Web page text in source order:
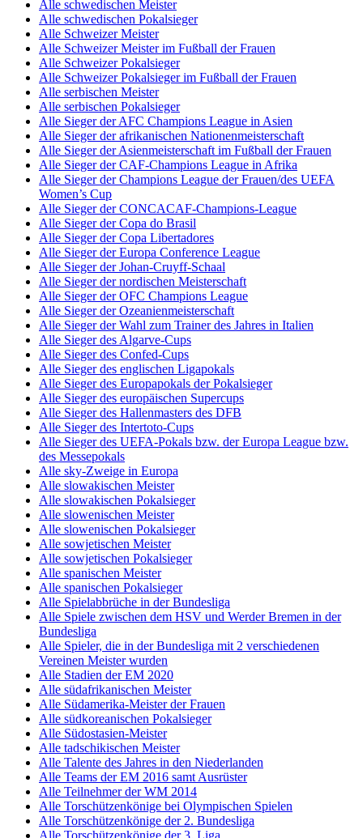
Alle schwedischen Meister
Alle schwedischen Pokalsieger
Alle Schweizer Meister
Alle Schweizer Meister im Fußball der Frauen
Alle Schweizer Pokalsieger
Alle Schweizer Pokalsieger im Fußball der Frauen
Alle serbischen Meister
Alle serbischen Pokalsieger
Alle Sieger der AFC Champions League in Asien
Alle Sieger der afrikanischen Nationenmeisterschaft
Alle Sieger der Asienmeisterschaft im Fußball der Frauen
Alle Sieger der CAF-Champions League in Afrika
Alle Sieger der Champions League der Frauen/des UEFA
Women’s Cup
Alle Sieger der CONCACAF-Champions-League
Alle Sieger der Copa do Brasil
Alle Sieger der Copa Libertadores
Alle Sieger der Europa Conference League
Alle Sieger der Johan-Cruyff-Schaal
Alle Sieger der nordischen Meisterschaft
Alle Sieger der OFC Champions League
Alle Sieger der Ozeanienmeisterschaft
Alle Sieger der Wahl zum Trainer des Jahres in Italien
Alle Sieger des Algarve-Cups
Alle Sieger des Confed-Cups
Alle Sieger des englischen Ligapokals
Alle Sieger des Europapokals der Pokalsieger
Alle Sieger des europäischen Supercups
Alle Sieger des Hallenmasters des DFB
Alle Sieger des Intertoto-Cups
Alle Sieger des UEFA-Pokals bzw. der Europa League bzw.
des Messepokals
Alle sky-Zweige in Europa
Alle slowakischen Meister
Alle slowakischen Pokalsieger
Alle slowenischen Meister
Alle slowenischen Pokalsieger
Alle sowjetischen Meister
Alle sowjetischen Pokalsieger
Alle spanischen Meister
Alle spanischen Pokalsieger
Alle Spielabbrüche in der Bundesliga
Alle Spiele zwischen dem HSV und Werder Bremen in der
Bundesliga
Alle Spieler, die in der Bundesliga mit 2 verschiedenen
Vereinen Meister wurden
Alle Stadien der EM 2020
Alle südafrikanischen Meister
Alle Südamerika-Meister der Frauen
Alle südkoreanischen Pokalsieger
Alle Südostasien-Meister
Alle tadschikischen Meister
Alle Talente des Jahres in den Niederlanden
Alle Teams der EM 2016 samt Ausrüster
Alle Teilnehmer der WM 2014
Alle Torschützenkönige bei Olympischen Spielen
Alle Torschützenkönige der 2. Bundesliga
Alle Torschützenkönige der 3. Liga